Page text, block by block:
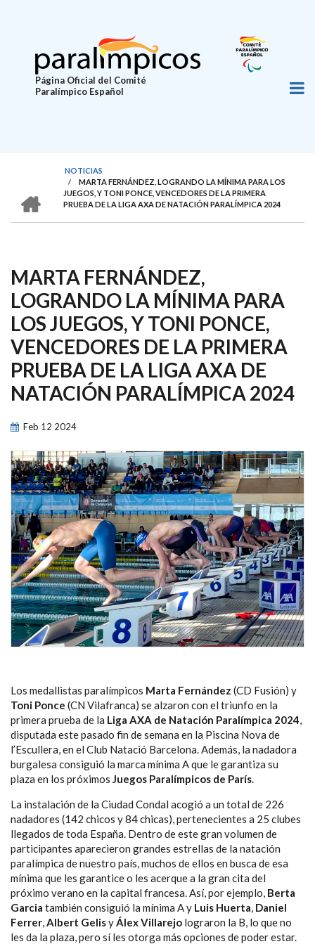
principal
Página Oficial del Comité
Paralímpico Español
SOBRESCRIBIR
ENLACES
A
LA
NAVEGACIÓN
NOTICIAS
/
MARTA FERNÁNDEZ, LOGRANDO LA MÍNIMA PARA LOS
JUEGOS, Y TONI PONCE, VENCEDORES DE LA PRIMERA
PRUEBA DE LA LIGA AXA DE NATACIÓN PARALÍMPICA 2024
MARTA FERNÁNDEZ,
LOGRANDO LA MÍNIMA PARA
LOS JUEGOS, Y TONI PONCE,
VENCEDORES DE LA PRIMERA
PRUEBA DE LA LIGA AXA DE
NATACIÓN PARALÍMPICA 2024
Feb 12 2024
Los medallistas paralímpicos Marta Fernández (CD Fusión) y
Toni Ponce (CN Vilafranca) se alzaron con el triunfo en la
primera prueba de la Liga AXA de Natación Paralímpica 2024,
disputada este pasado fin de semana en la Piscina Nova de
l’Escullera, en el Club Natació Barcelona. Además, la nadadora
burgalesa consiguió la marca mínima A que le garantiza su
plaza en los próximos Juegos Paralímpicos de París.
La instalación de la Ciudad Condal acogió a un total de 226
nadadores (142 chicos y 84 chicas), pertenecientes a 25 clubes
llegados de toda España. Dentro de este gran volumen de
participantes aparecieron grandes estrellas de la natación
paralímpica de nuestro país, muchos de ellos en busca de esa
mínima que les garantice o les acerque a la gran cita del
próximo verano en la capital francesa. Así, por ejemplo, Berta
Garcia también consiguió la mínima A y Luis Huerta, Daniel
Ferrer,Albert GelisyÁlex Villarejo lograron la B, lo que no
les da la plaza, pero sí les otorga más opciones de poder estar.